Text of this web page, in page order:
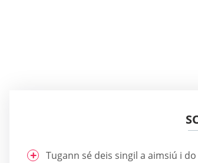
Tugann sé deis singil a aimsiú i